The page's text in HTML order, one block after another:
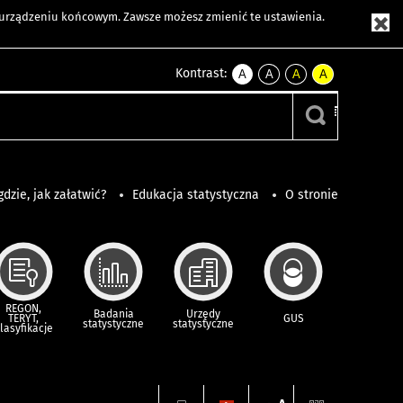
końcowym. Zawsze możesz zmienić te ustawienia.
Kontrast:
A
kontrast
A
kontrast
czarnym
A
kontrast
żółty
tekst
czarnym
A
kontrast
czarny
tekst
żółtym
jak załatwić? Edukacja statystyczna O stronie
REGON,
TERYT, Badania
statystyczne
Urzędy
statystyczne GUS